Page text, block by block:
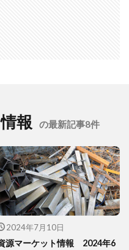
報 の最新記事8件
2024年7月10日
源マーケット情報 2024年6